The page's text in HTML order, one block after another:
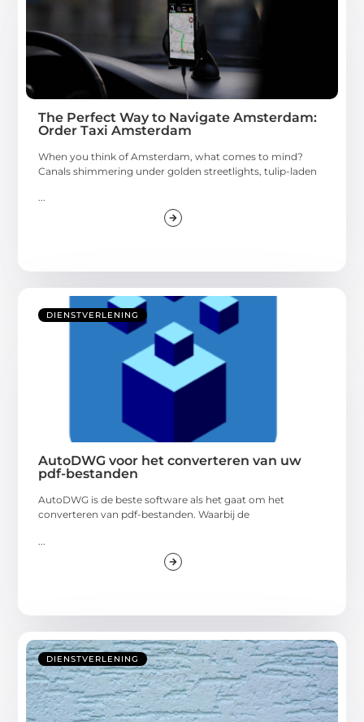
The Perfect Way to Navigate Amsterdam:
Order Taxi Amsterdam
When you think of Amsterdam, what comes to mind?
Canals shimmering under golden streetlights, tulip-laden
...
DIENSTVERLENING
AutoDWG voor het converteren van uw
pdf-bestanden
AutoDWG is de beste software als het gaat om het
converteren van pdf-bestanden. Waarbij de
DIENSTVERLENING